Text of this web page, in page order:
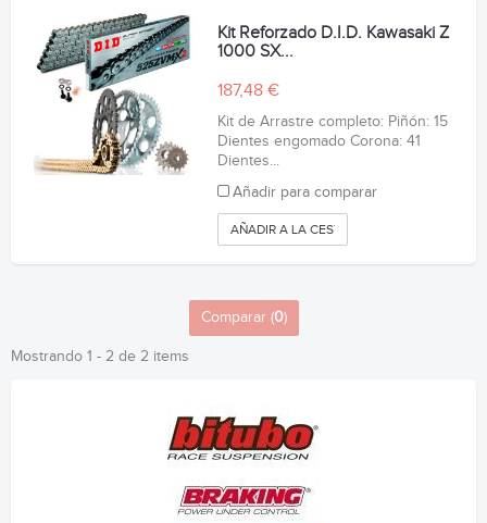
Kit Reforzado D.I.D. Kawasaki Z
1000 SX...
187,48 €
Kit de Arrastre completo: Piñón: 15
Dientes engomado Corona: 41
Dientes...
Añadir para comparar
AÑADIR A LA CESTA
Comparar (0)
Mostrando 1 - 2 de 2 items